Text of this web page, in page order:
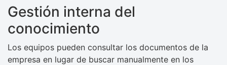
Gestión interna del
conocimiento
Los equipos pueden consultar los documentos de la
empresa en lugar de buscar manualmente en los